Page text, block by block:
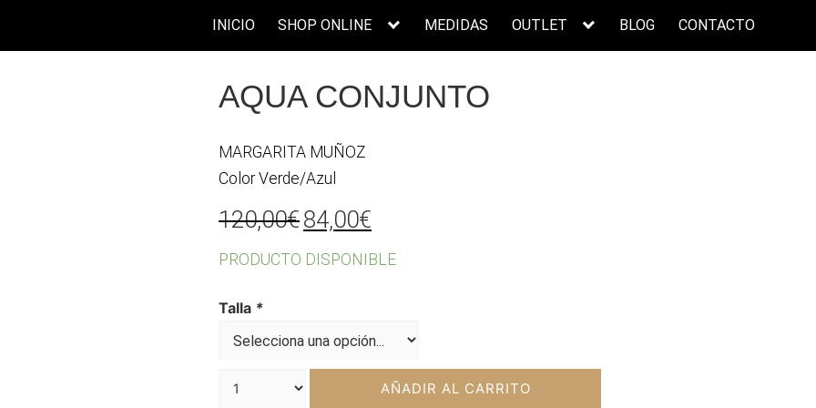
INICIO SHOP ONLINE MEDIDAS OUTLET BLOG CONTACTO
AQUA CONJUNTO
MARGARITA MUÑOZ
Color Verde/Azul
120,00€El
original
84,00€
actual
PRODUCTO DISPONIBLE
Talla *
AÑADIR AL CARRITO